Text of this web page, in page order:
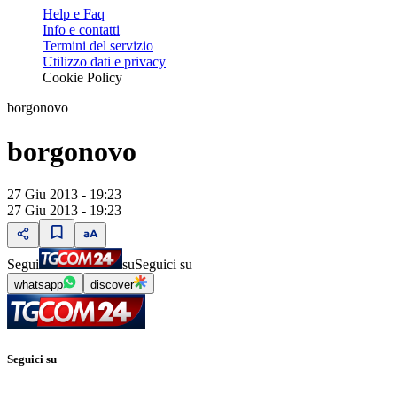
Help e Faq
Info e contatti
Termini del servizio
Utilizzo dati e privacy
Cookie Policy
borgonovo
borgonovo
27 Giu 2013 - 19:23
27 Giu 2013 - 19:23
Segui suSeguici su
whatsapp discover
Seguici su